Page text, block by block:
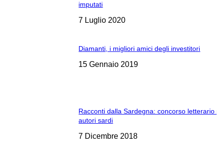
imputati
7 Luglio 2020
Diamanti, i migliori amici degli investitori
15 Gennaio 2019
Racconti dalla Sardegna: concorso letterario
autori sardi
7 Dicembre 2018